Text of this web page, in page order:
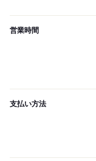
営業時間
支払い方法